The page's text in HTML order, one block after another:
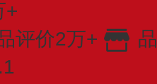
+
评价2万+